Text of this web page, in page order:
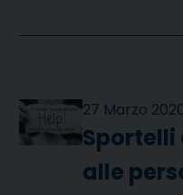
27 Marzo
Sportelli
alle